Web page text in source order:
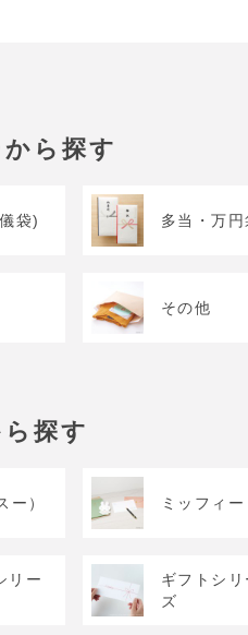
ら探す
袋) 多当・万円
その他
探す
ー） ミッフィー
リー
ギフトシリ
ズ